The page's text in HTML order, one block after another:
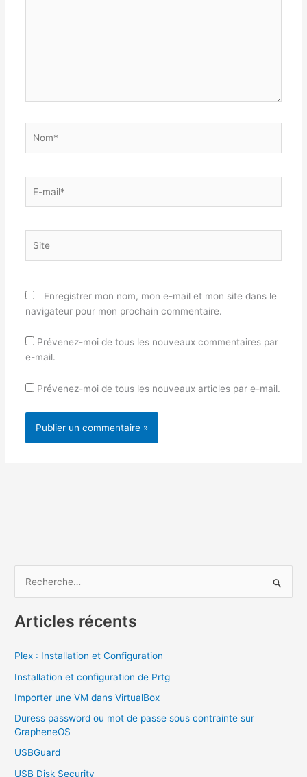
mail*
Enregistrer mon nom, mon e-mail et mon site dans le
navigateur pour mon prochain commentaire.
Prévenez-moi de tous les nouveaux commentaires par
e-mail.
Prévenez-moi de tous les nouveaux articles par e-mail.
h
h
e
Articles récents
Plex : Installation et Configuration
Installation et configuration de Prtg
Importer une VM dans VirtualBox
Duress password ou mot de passe sous contrainte sur
GrapheneOS
USBGuard
USB Disk Security